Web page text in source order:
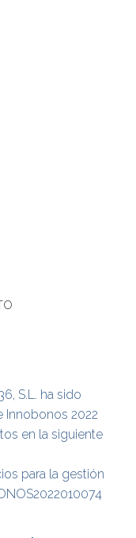
S.L. ha sido
Innobonos 2022
en la siguiente
para la gestión